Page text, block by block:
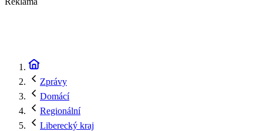
Zprávy
Domácí
Regionální
Liberecký kraj